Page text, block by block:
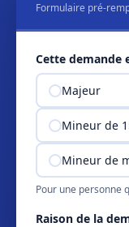
Formulaire pré-
Cette demande
Majeur
Mineur de
Mineur de
Pour une personne
Raison de la